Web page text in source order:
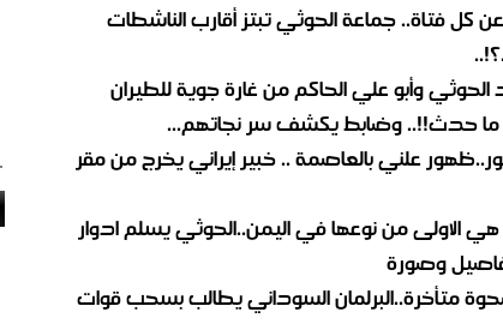
عن كل فتاة.. جماعة الحوثي تبتز أقارب الناشطات
وأبو علي الحاكم من غارة جوية للطيران
ما حدث!!.. وضابط يكشف سر نجاتهم...
علني بالعاصمة .. خبير إيراني يخرج من مقر
الاولى من نوعها في اليمن..الحوثي يسلم ادوار
وصورة
متأخرة..البرلمان السوداني يطالب بسحب قوات